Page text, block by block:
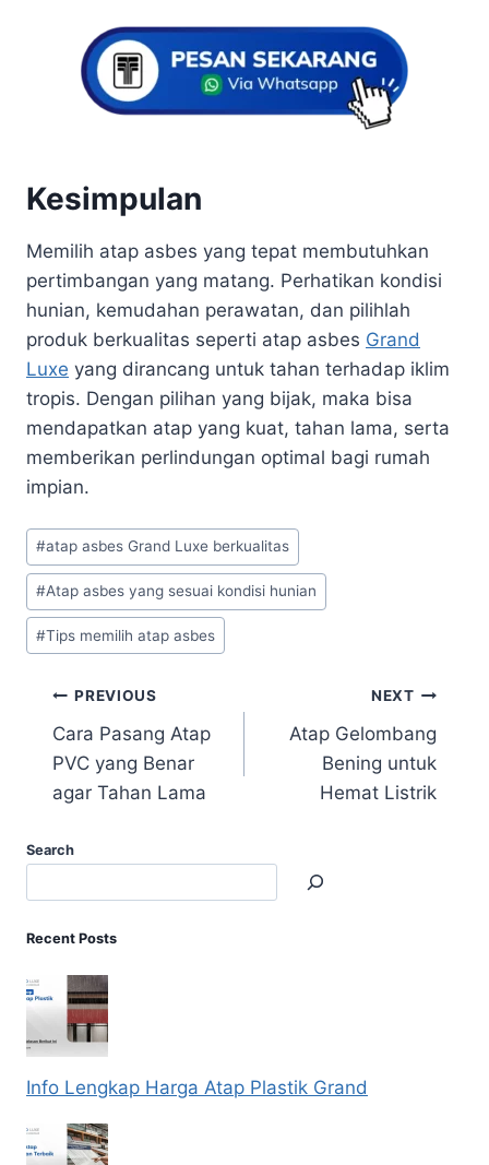
Kesimpulan
Memilih atap asbes yang tepat membutuhkan
pertimbangan yang matang. Perhatikan kondisi
hunian, kemudahan perawatan, dan pilihlah
produk berkualitas seperti atap asbes Grand
Luxe yang dirancang untuk tahan terhadap iklim
tropis. Dengan pilihan yang bijak, maka bisa
mendapatkan atap yang kuat, tahan lama, serta
memberikan perlindungan optimal bagi rumah
impian.
#atap asbes Grand Luxe berkualitas
#Atap asbes yang sesuai kondisi hunian
#Tips memilih atap asbes
PREVIOUS
Cara Pasang Atap
PVC yang Benar
agar Tahan Lama
NEXT
Atap Gelombang
Bening untuk
Hemat Listrik
Search
Recent Posts
Info Lengkap Harga Atap Plastik Grand